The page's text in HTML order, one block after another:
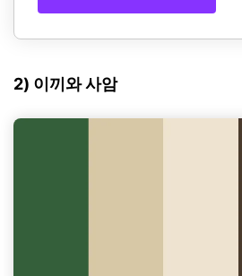
2) 이끼와 사암